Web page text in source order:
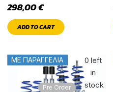
298,00€
ADD TO CART
ΜΕ ΠΑΡΑΓΓΕΛΙΑ
0 left
in
stock
Pre Order